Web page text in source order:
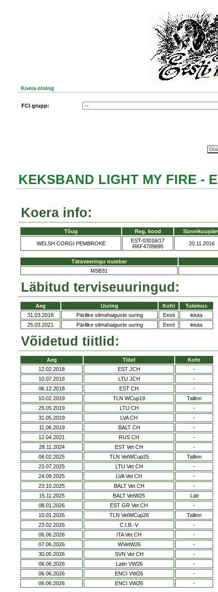
Koera otsing
FCI grupp:
KEKSBAND LIGHT MY FIRE -
Koera info:
Tõug Reg. kood
WELSH CORGI PEMBROKE
EST-03016/17
RKF4709895
20.11.2016
Tätoveeringu number
MSB31
Läbitud terviseuuringud:
Aeg Uuring Koht
Tulemus
31.03.2018
Pärilike silmahaiguste uuring Eesti
leiuta
25.03.2021
Pärilike silmahaiguste uuring Eesti leiuta
Võidetud tiitlid:
Aeg Tiitel
Koht
12.02.2018
EST JCH
-
10.07.2018
LTU JCH
-
06.12.2018
EST CH
-
10.02.2019
TLN WCup19
Tallinn
25.05.2019
LTU CH
-
31.05.2019
LVA CH
-
11.06.2019
BALT CH
-
12.04.2021
RUS CH
-
28.11.2024
EST Vet CH
-
08.02.2025
TLN VetWCup25
Tallinn
23.07.2025
LTU Vet CH
-
24.09.2025
LVA Vet CH
-
23.10.2025
BALT Vet CH
-
15.11.2025
BALT VetW25
Läti
08.01.2026
EST GR Vet CH
-
10.01.2026
TLN VetWCup26
Tallinn
23.02.2026
C.I.B.-V
-
06.06.2026
ITA Vet CH
-
07.06.2026
WVetW26
-
30.05.2026
SVN Vet CH
-
06.06.2026
Latin VW26
-
06.06.2026
ENCI VW26
-
06.06.2026
ENCI VW26 -